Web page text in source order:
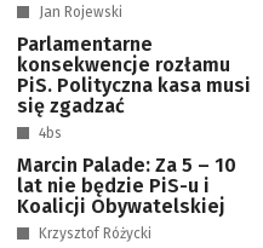
Jan Rojewski
Parlamentarne
konsekwencje rozłamu
PiS. Polityczna kasa musi
się zgadzać
4bs
Marcin Palade: Za 5 – 10
lat nie będzie PiS-u i
Koalicji Obywatelskiej
Krzysztof Różycki